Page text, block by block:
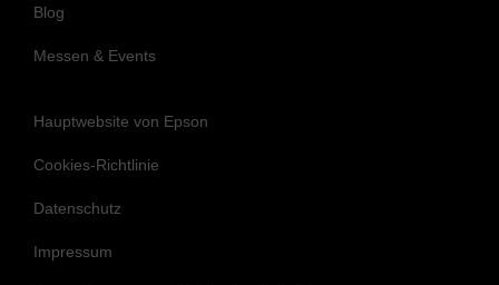
Blog
Messen & Events
Hauptwebsite von Epson
Cookies-Richtlinie
Datenschutz
Impressum